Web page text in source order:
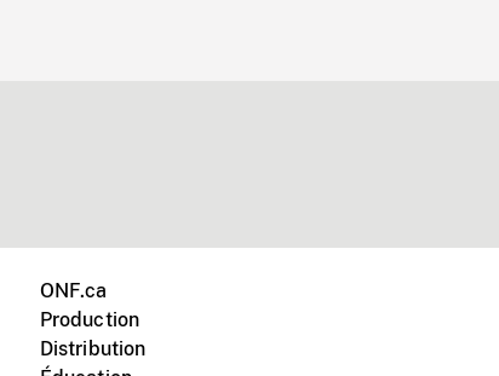
ONF.ca
Production
Distribution